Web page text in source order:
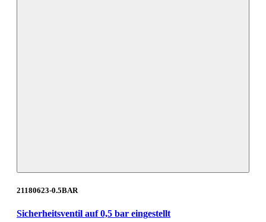
21180623-0.5BAR
Sicherheitsventil auf 0,5 bar eingestellt